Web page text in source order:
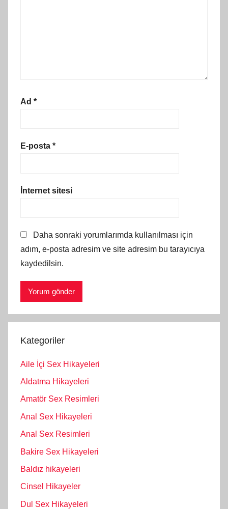
Ad *
E-posta *
İnternet sitesi
Daha sonraki yorumlarımda kullanılması için
adım, e-posta adresim ve site adresim bu tarayıcıya
kaydedilsin.
Kategoriler
Aile İçi Sex Hikayeleri
Aldatma Hikayeleri
Amatör Sex Resimleri
Anal Sex Hikayeleri
Anal Sex Resimleri
Bakire Sex Hikayeleri
Baldız hikayeleri
Cinsel Hikayeler
Dul Sex Hikayeleri